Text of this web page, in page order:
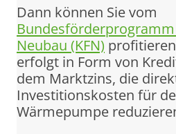
Dann können Sie vom
Neubau (KFN)
erfolgt in Form von
dem Marktzins, die
Investitionskosten für
Wärmepumpe